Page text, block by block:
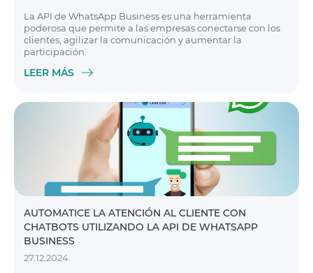
La API de WhatsApp Business es una herramienta
poderosa que permite a las empresas conectarse con los
clientes, agilizar la comunicación y aumentar la
participación.
LEER MÁS
AUTOMATICE LA ATENCIÓN AL CLIENTE CON
CHATBOTS UTILIZANDO LA API DE WHATSAPP
BUSINESS
27.12.2024